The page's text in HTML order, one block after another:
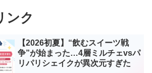
ンク
【2026初夏】“飲むスイーツ戦
争”が始まった…4層ミルチェvsパ
リパリシェイクが異次元すぎた